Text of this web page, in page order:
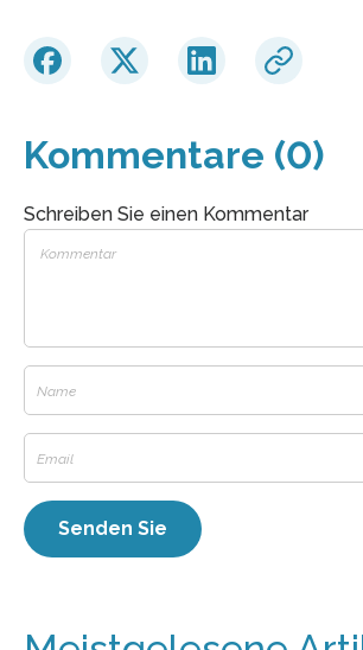
Kommentare (0)
Schreiben Sie einen Kommentar